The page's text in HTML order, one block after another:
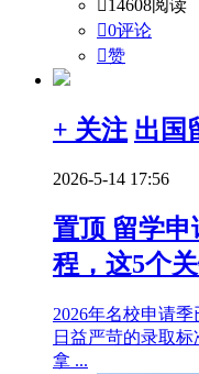
14608阅读
0评论
赞
+ 关注 出国
2026-5-14 17:56
置顶 留学申
程，这5个
2026年名校申请
日益严苛的录取
拿 ...